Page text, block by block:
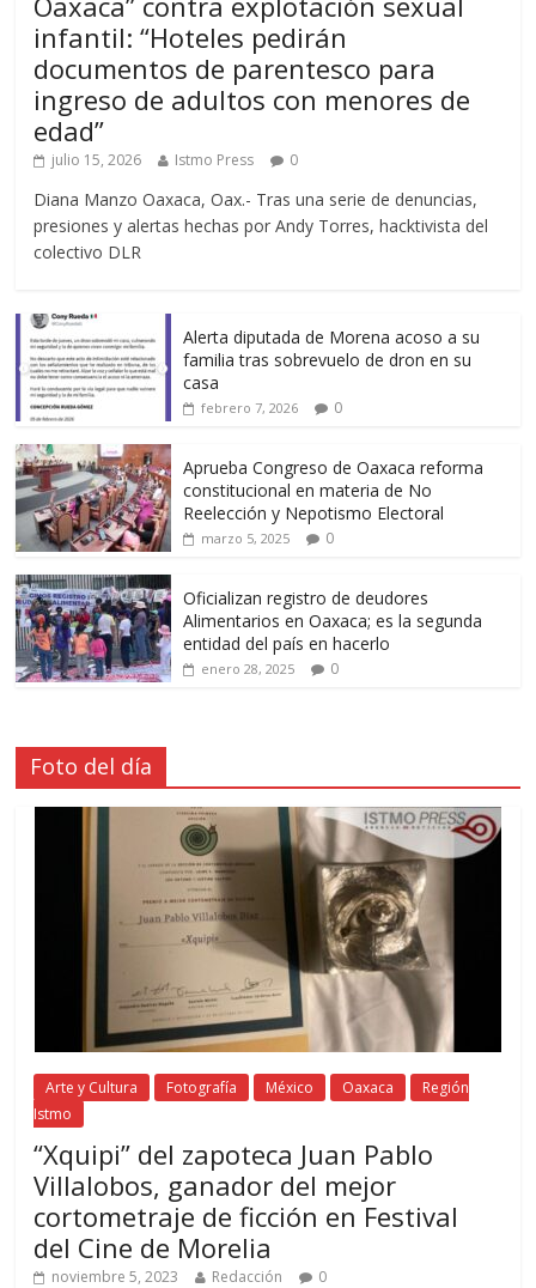
infantil: “Hoteles pedirán
documentos de parentesco para
ingreso de adultos con menores de
edad”
julio 15, 2026 Istmo Press 0
Diana Manzo Oaxaca, Oax.- Tras una serie de denuncias,
presiones y alertas hechas por Andy Torres, hacktivista del
colectivo DLR
Alerta diputada de Morena acoso a su
familia tras sobrevuelo de dron en su
casa
febrero 7, 2026 0
Aprueba Congreso de Oaxaca reforma
constitucional en materia de No
Reelección y Nepotismo Electoral
marzo 5, 2025 0
Oficializan registro de deudores
Alimentarios en Oaxaca; es la segunda
entidad del país en hacerlo
enero 28, 2025 0
Foto del día
Arte y Cultura Fotografía México Oaxaca
Región
Istmo
“Xquipi” del zapoteca Juan Pablo
Villalobos, ganador del mejor
cortometraje de ficción en Festival
del Cine de Morelia
noviembre 5, 2023 Redacción 0